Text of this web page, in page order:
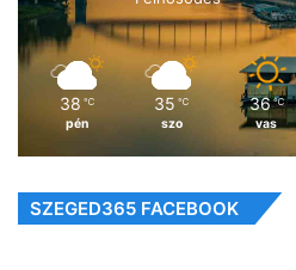
38 ℃
pén
35 ℃
szo
36 ℃
vas
SZEGED365 FACEBOOK